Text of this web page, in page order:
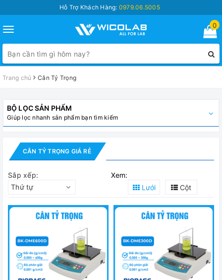
Hỗ Trợ Khách Hàng: 0979.06.5005
Toggle
navigation
0
Trang chủ Cân Tỷ Trọng
BỘ LỌC SẢN PHẨM
Giúp lọc nhanh sản phẩm bạn tìm kiếm
CÂN TỶ TRỌNG GIÁ RẺ
Sắp xếp:
Thứ tự
Xem:
Lưới
Cột